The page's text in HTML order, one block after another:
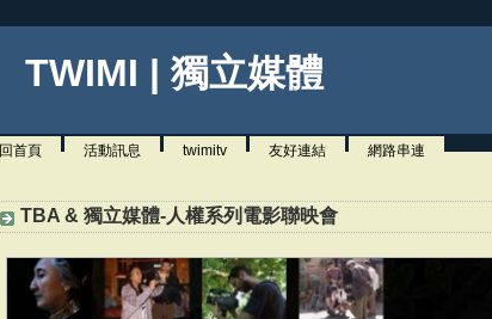
TWIMI | 獨立媒體
回首頁 活動訊息 twimitv 友好連結 網路串連
TBA & 獨立媒體-人權系列電影聯映會